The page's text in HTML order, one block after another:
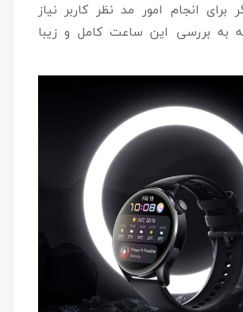
برای انجام امور مد نظر کاربر نیاز
به بررسی این ساعت کامل و زیبا